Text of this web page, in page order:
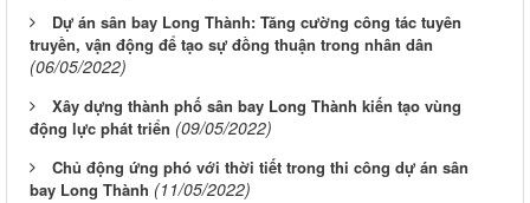
Dự án sân bay Long Thành: Tăng cường công tác tuyên
truyền, vận động để tạo sự đồng thuận trong nhân dân
(06/05/2022)
Xây dựng thành phố sân bay Long Thành kiến tạo vùng
động lực phát triển (09/05/2022)
Chủ động ứng phó với thời tiết trong thi công dự án sân
bay Long Thành (11/05/2022)